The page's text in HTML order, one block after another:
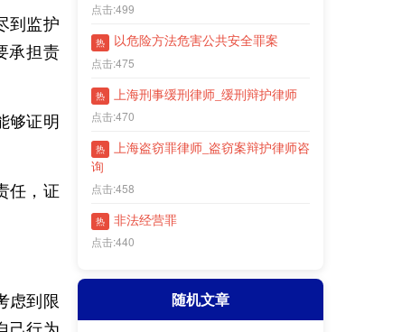
到监护
承担责
够证明
任，证
虑到限
点击:499
热 以危险方法危害公共安全罪案
点击:475
热 上海刑事缓刑律师_缓刑辩护律师
点击:470
热
上海盗窃罪律师_盗窃案辩护律师咨
询
点击:458
热 非法经营罪
点击:440
随机文章